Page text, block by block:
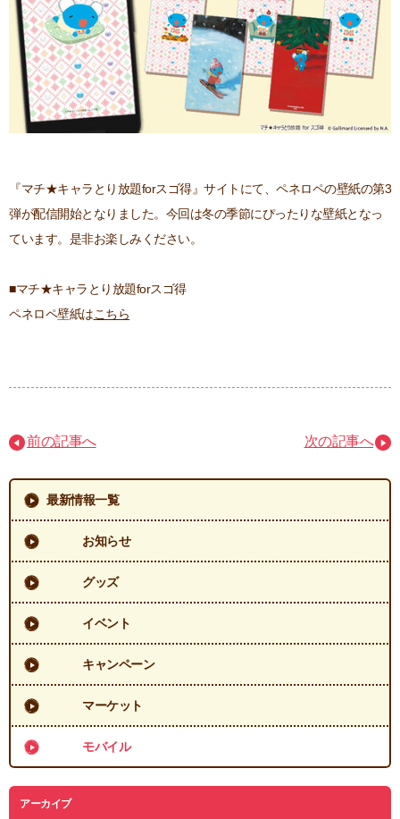
『マチ★キャラとり放題forスゴ得』サイトにて、ペネロペの壁紙の第3
弾が配信開始となりました。今回は冬の季節にぴったりな壁紙となっ
ています。是非お楽しみください。
■マチ★キャラとり放題forスゴ得
ペネロペ壁紙はこちら
前の記事へ 次の記事へ
最新情報一覧
お知らせ
グッズ
イベント
キャンペーン
マーケット
モバイル
アーカイブ